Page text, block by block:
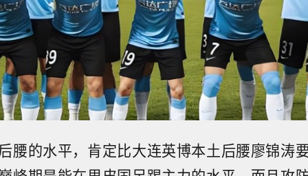
腰的水平，肯定比大连英博本土后腰廖锦涛